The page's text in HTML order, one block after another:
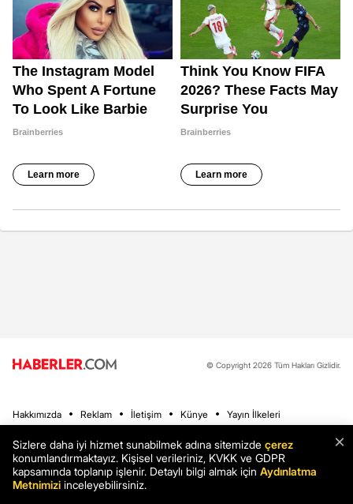
© Copyright 2026 Tüm Hakları Gizlidir.
Hakkımızda Reklam İletişim Künye Yayın İlkeleri
Haberler
Ekonomi
Son Dakika
×
Sizlere daha iyi hizmet sunabilmek adına sitemizde çerez
konumlandırmaktayız. Kişisel verileriniz, KVKK ve GDPR
kapsamında toplanıp işlenir. Detaylı bilgi almak için Aydınlatma
Metnimizi inceleyebilirsiniz.